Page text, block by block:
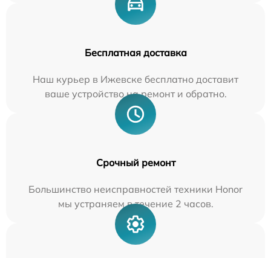
Бесплатная доставка
Наш курьер в Ижевске бесплатно доставит
ваше устройство на ремонт и обратно.
Срочный ремонт
Большинство неисправностей техники Honor
мы устраняем в течение 2 часов.